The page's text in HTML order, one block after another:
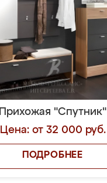
Прихожая "Спутник"
Цена: от 32 000 руб.
ПОДРОБНЕЕ